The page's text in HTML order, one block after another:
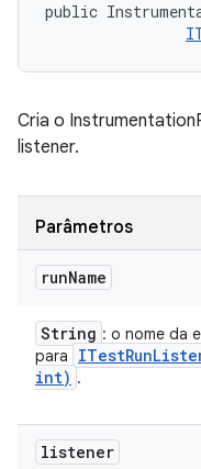
public
Cria o
listener.
Parâmetros
runName
String : o nome da
para
ITestRun
int) .
listener